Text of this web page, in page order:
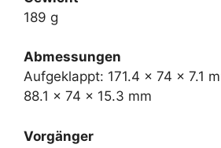
189 g
Abmessungen
Aufgeklappt: 171.4 x 74 x 7.1
88.1 x 74 x 15.3 mm
Vorgänger